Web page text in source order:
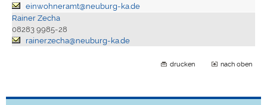
einwohneramt@neuburg-ka.de
Rainer Zecha
08283 9985-28
rainer.zecha@neuburg-ka.de
drucken nach oben